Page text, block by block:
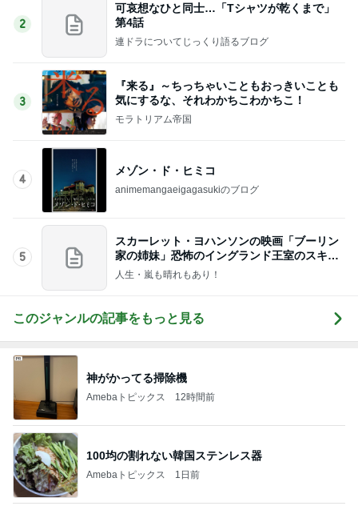
2
可哀想なひと同士…「Tシャツが乾くまで」
第4話
連ドラについてじっくり語るブログ
3
『来る』～ちっちゃいこともおっきいことも
気にするな、それわかちこわかちこ！
モラトリアム帝国
4
メゾン・ド・ヒミコ
animemangaeigagasukiのブログ
5
スカーレット・ヨハンソンの映画「ブーリン
家の姉妹」恐怖のイングランド王室のスキャ
ンダル！
人生・嵐も晴れもあり！
このジャンルの記事をもっと見る
神がかってる掃除機
Amebaトピックス 12時間前
100均の割れない韓国ステンレス器
Amebaトピックス 1日前